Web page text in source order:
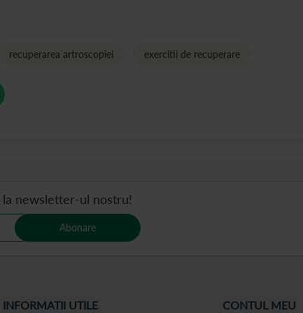
recuperarea artroscopiei exercitii de recuperare
la newsletter-ul nostru!
Abonare
INFORMATII UTILE CONTUL MEU